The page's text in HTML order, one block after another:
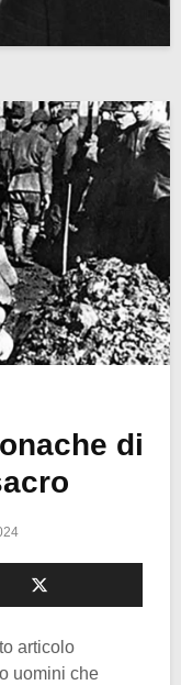
di
articolo
uomini che